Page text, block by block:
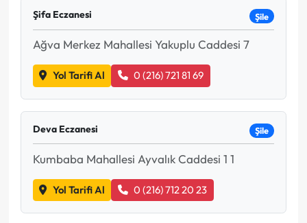
Şifa Eczanesi Şile
Ağva Merkez Mahallesi Yakuplu Caddesi 7
Yol Tarifi Al 0 (216) 721 81 69
Deva Eczanesi Şile
Kumbaba Mahallesi Ayvalık Caddesi 1 1
Yol Tarifi Al 0 (216) 712 20 23